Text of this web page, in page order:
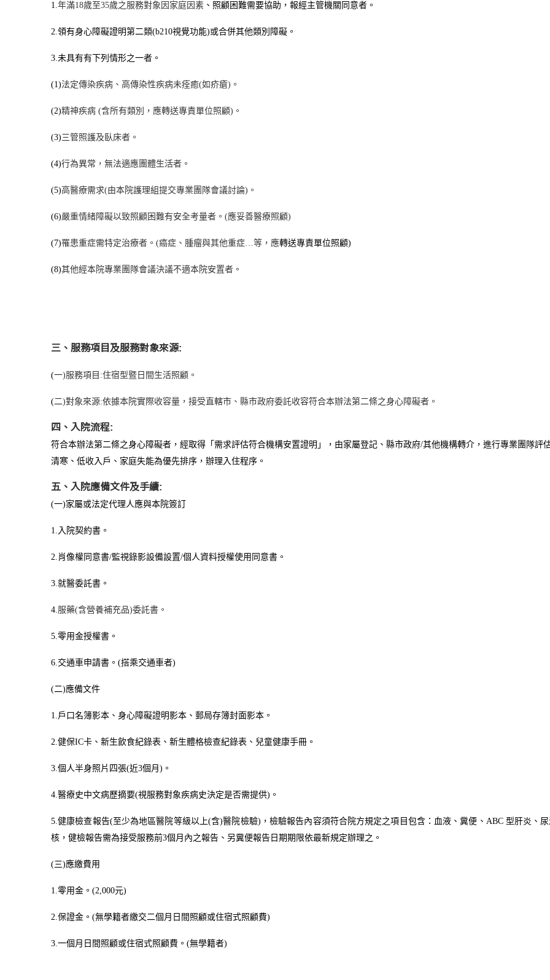
1.年滿18歲至35歲之服務對象因家庭因素 、 照顧困難需要協助 ， 報經主管機關同意者。
2.領有身心障礙證明第二類(b210視覺功能)或合併其他類別障礙。
3.未具有有下列情形之一者。
(1)法定傳染疾病、高傳染性疾病未痊癒(如疥瘡) 。
(2)精神疾病 (含所有類別，應轉送專責單位照顧) 。
(3)三管照護及臥床者。
(4)行為異常，無法適應團體生活者。
(5)高醫療需求(由本院護理組提交專業團隊會議討論) 。
(6)嚴重情緒障礙以致照顧困難有安全考量者。 (應妥善醫療照顧)
(7)罹患重症需特定治療者。 (癌症、腫瘤與其他重症…等，應轉送專責單位照顧)
(8)其他經本院專業團隊會議決議不適本院安置者。
三、服務項目及服務對象來源:
(一)服務項目 :住宿型暨日間生活照顧。
(二)對象來源:依據本院實際收容量，接受直轄市、縣市政府委託收容符合本辦法第二條之身心障礙者。
四、入院流程:
符合本辦法第二條之身心障礙者，經取得「需求評估符合機構安置證明」，由家屬登記、縣市政府/其他機構轉介，進行專業團隊評
清寒、低收入戶、家庭失能為優先排序，辦理入住程序。
五、入院應備文件及手續:
(一)家屬或法定代理人應與本院簽訂
1. 入院契約書。
2. 肖像權同意書/監視錄影設備設置/個人資料授權使用同意書。
3.就醫委託書。
4.服藥(含營養補充品)委託書。
5.零用金授權書。
6.交通車申請書。 (搭乘交通車者)
(二)應備文件
1.戶口名簿影本、身心障礙證明影本、郵局存簿封面影本。
2.健保IC卡、新生飲食紀錄表、新生體格檢查紀錄表、兒童健康手冊。
3.個人半身照片四張(近3個月 ) 。
4.醫療史中文病歷摘要(視服務對象疾病史決定是否需提供) 。
5.健康檢查報告(至少為地區醫院等級以上(含)醫院檢驗) ，檢驗報告內容須符合院方規定之項目包含：血液、糞便、 ABC 型肝炎、
核，健檢報告需為接受服務前3個月內之報告、另糞便報告日期期限依最新規定辦理之。
(三)應繳費用
1.零用金。 (2,000元)
2.保證金。 (無學籍者繳交二個月日間照顧或住宿式照顧費)
3.一個月日間照顧或住宿式照顧費。 (無學籍者)